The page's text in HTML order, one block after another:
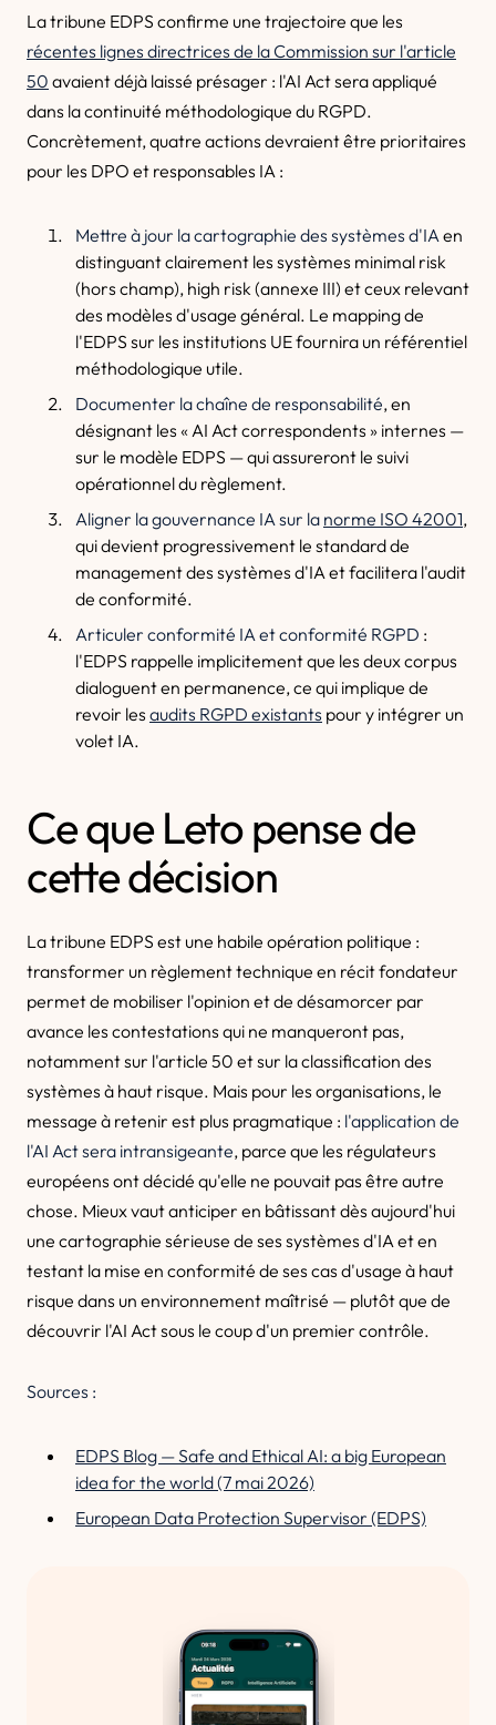
La tribune EDPS confirme une trajectoire que les
récentes lignes directrices de la Commission sur l'article
50 avaient déjà laissé présager : l'AI Act sera appliqué
dans la continuité méthodologique du RGPD.
Concrètement, quatre actions devraient être prioritaires
pour les DPO et responsables IA :
Mettre à jour la cartographie des systèmes d'IAen
distinguant clairement les systèmes minimal risk
(hors champ), high risk (annexe III) et ceux relevant
des modèles d'usage général. Le mapping de
l'EDPS sur les institutions UE fournira un référentiel
méthodologique utile.
Documenter la chaîne de responsabilité, en
désignant les « AI Act correspondents » internes —
sur le modèle EDPS — qui assureront le suivi
opérationnel du règlement.
Aligner la gouvernance IA sur la norme ISO 42001,
qui devient progressivement le standard de
management des systèmes d'IA et facilitera l'audit
de conformité.
Articuler conformité IA et conformité RGPD :
l'EDPS rappelle implicitement que les deux corpus
dialoguent en permanence, ce qui implique de
revoir les audits RGPD existants pour y intégrer un
volet IA.
Ce que Leto pense de
cette décision
La tribune EDPS est une habile opération politique :
transformer un règlement technique en récit fondateur
permet de mobiliser l'opinion et de désamorcer par
avance les contestations qui ne manqueront pas,
notamment sur l'article 50 et sur la classification des
systèmes à haut risque. Mais pour les organisations, le
message à retenir est plus pragmatique : l'application de
l'AI Act sera intransigeante, parce que les régulateurs
européens ont décidé qu'elle ne pouvait pas être autre
chose. Mieux vaut anticiper en bâtissant dès aujourd'hui
une cartographie sérieuse de ses systèmes d'IA et en
testant la mise en conformité de ses cas d'usage à haut
risque dans un environnement maîtrisé — plutôt que de
découvrir l'AI Act sous le coup d'un premier contrôle.
Sources :
EDPS Blog — Safe and Ethical AI: a big European
idea for the world (7 mai 2026)
European Data Protection Supervisor (EDPS)